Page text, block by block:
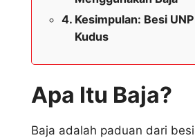
Kesimpulan: Besi
Kudus
Apa Itu Baja?
Baja adalah paduan dari